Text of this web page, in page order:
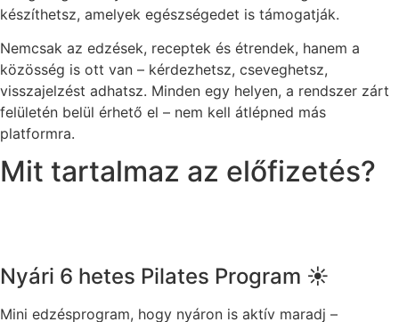
készíthetsz, amelyek egészségedet is támogatják.
Nemcsak az edzések, receptek és étrendek, hanem a
közösség is ott van – kérdezhetsz, cseveghetsz,
visszajelzést adhatsz. Minden egy helyen, a rendszer zárt
felületén belül érhető el – nem kell átlépned más
platformra.
Mit tartalmaz az előfizetés?
Nyári 6 hetes Pilates Program ☀️
Mini edzésprogram, hogy nyáron is aktív maradj –